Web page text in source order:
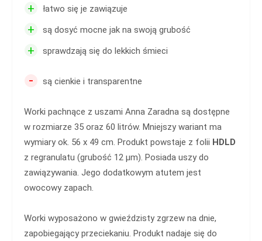
+ łatwo się je zawiązuje
+ są dosyć mocne jak na swoją grubość
+ sprawdzają się do lekkich śmieci
- są cienkie i transparentne
Worki pachnące z uszami Anna Zaradna są dostępne
w rozmiarze 35 oraz 60 litrów. Mniejszy wariant ma
wymiary ok. 56 x 49 cm. Produkt powstaje z folii HDLD
z regranulatu (grubość 12 µm). Posiada uszy do
zawiązywania. Jego dodatkowym atutem jest
owocowy zapach.
Worki wyposażono w gwieździsty zgrzew na dnie,
zapobiegający przeciekaniu. Produkt nadaje się do